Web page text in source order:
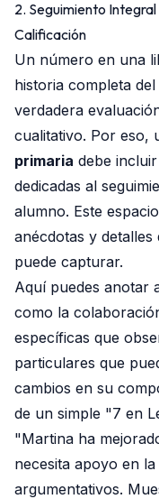
2. Seguimiento
Calificación
Un número en una
historia completa
verdadera
cualitativo. Por eso,
primaria debe
dedicadas al
alumno. Este
anécdotas y
puede capturar.
Aquí puedes anotar
como la
específicas que
particulares que
cambios en su
de un simple "7 en
"Martina ha
necesita apoyo en
argumentativos.